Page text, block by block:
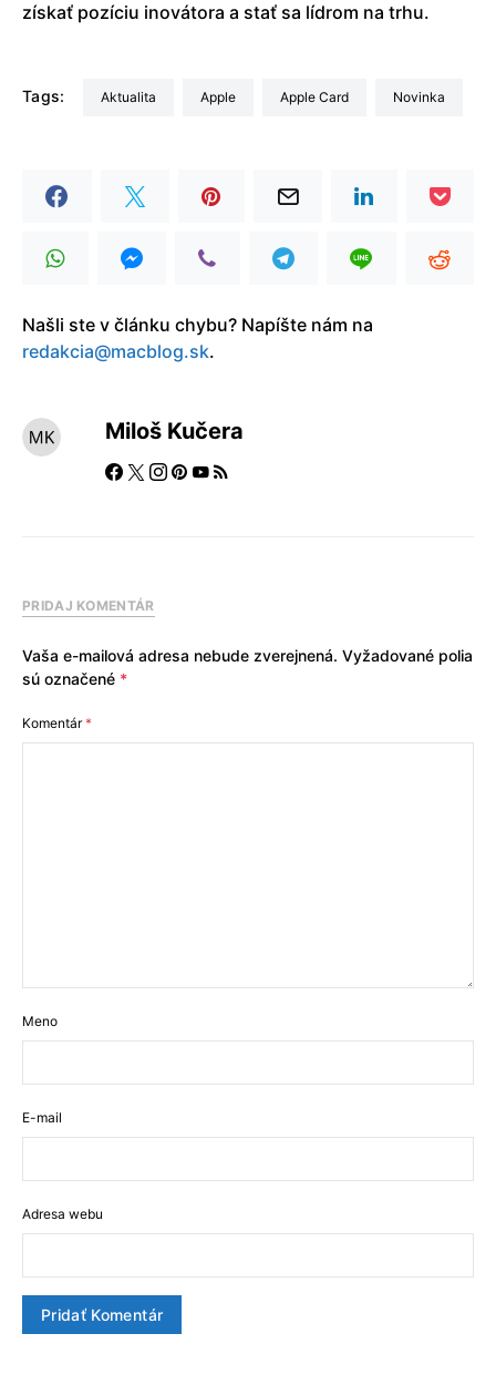
získať pozíciu inovátora a stať sa lídrom na trhu.
Tags: aktualita Apple Apple Card Novinka
Našli ste v článku chybu? Napíšte nám na
redakcia@macblog.sk.
Miloš Kučera
PRIDAJ KOMENTÁR
Vaša e-mailová adresa nebude zverejnená. Vyžadované polia
sú označené *
Komentár*
Meno
E-mail
Adresa webu